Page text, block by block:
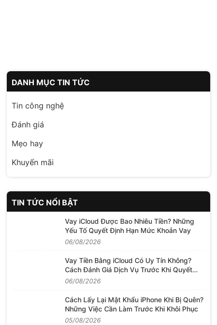
DANH MỤC TIN TỨC
Tin công nghệ
Đánh giá
Mẹo hay
Khuyến mãi
TIN TỨC NỔI BẬT
Vay iCloud Được Bao Nhiêu Tiền? Những
Yếu Tố Quyết Định Hạn Mức Khoản Vay
06/08/2026
Vay Tiền Bằng iCloud Có Uy Tín Không?
Cách Đánh Giá Dịch Vụ Trước Khi Quyết
Định
06/08/2026
Cách Lấy Lại Mật Khẩu iPhone Khi Bị Quên?
Những Việc Cần Làm Trước Khi Khôi Phục
05/08/2026